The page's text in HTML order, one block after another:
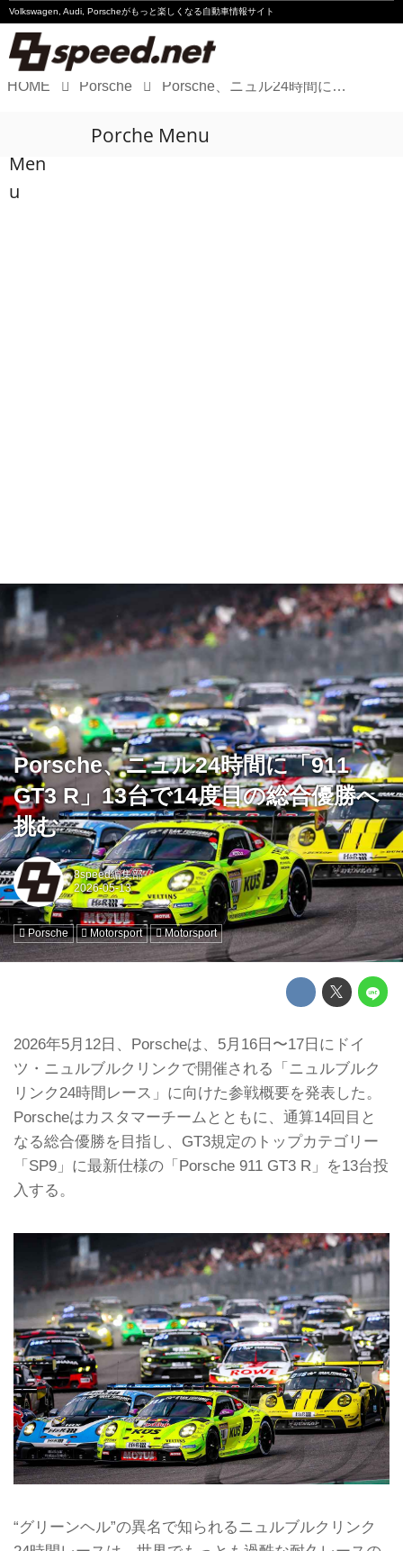
Volkswagen, Audi, Porscheがもっと楽しくなる自動車情報サイト
Audi
HOME Porsche Porsche、ニュル24時間に「911 GT3 R」13台で14度目の総合優勝へ挑む
Men
u
Porche Menu
Porsche、ニュル24時間に「911
GT3 R」13台で14度目の総合優勝へ
挑む
8speed編集部
Porsche Motorsport Motorsport
2026年5月12日、Porscheは、5月16日〜17日にドイ
ツ・ニュルブルクリンクで開催される「ニュルブルク
リンク24時間レース」に向けた参戦概要を発表した。
Porscheはカスタマーチームとともに、通算14回目と
なる総合優勝を目指し、GT3規定のトップカテゴリー
「SP9」に最新仕様の「Porsche 911 GT3 R」を13台投
入する。
“グリーンヘル”の異名で知られるニュルブルクリンク